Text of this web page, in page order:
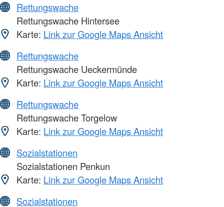
Rettungswache
Rettungswache Hintersee
Karte: Link zur Google Maps Ansicht
Rettungswache
Rettungswache Ueckermünde
Karte: Link zur Google Maps Ansicht
Rettungswache
Rettungswache Torgelow
Karte: Link zur Google Maps Ansicht
Sozialstationen
Sozialstationen Penkun
Karte: Link zur Google Maps Ansicht
Sozialstationen